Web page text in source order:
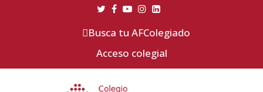
Busca tu AFColegiado
Acceso colegial